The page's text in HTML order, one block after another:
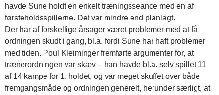
havde Sune holdt en enkelt træningsseance med en af
førsteholdsspillerne. Det var mindre end planlagt.
Der har af forskellige årsager været problemer med at få
ordningen skudt i gang, bl.a. fordi Sune har haft problemer
med tiden. Poul Kleiminger fremførte argumenter for, at
trænerordningen var skæv – han havde bl.a. selv spillet 11
af 14 kampe for 1. holdet, og var meget skuffet over både
fremgangsmåde og ordningen generelt, herunder særligt, at